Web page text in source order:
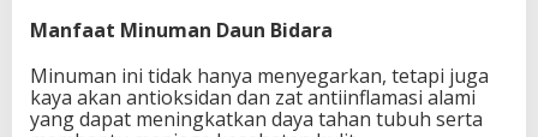
Manfaat Minuman Daun Bidara
Minuman ini tidak hanya menyegarkan, tetapi juga
kaya akan antioksidan dan zat antiinflamasi alami
yang dapat meningkatkan daya tahan tubuh serta